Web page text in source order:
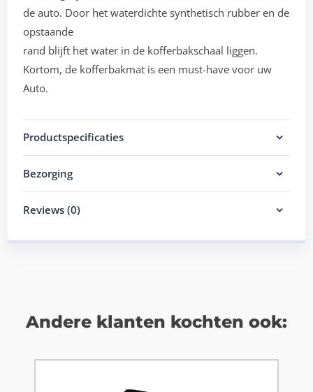
de auto. Door het waterdichte synthetisch rubber en de
opstaande
rand blijft het water in de kofferbakschaal liggen.
Kortom, de kofferbakmat is een must-have voor uw
Auto.
Productspecificaties
Bezorging
Reviews (0)
Andere klanten kochten ook: